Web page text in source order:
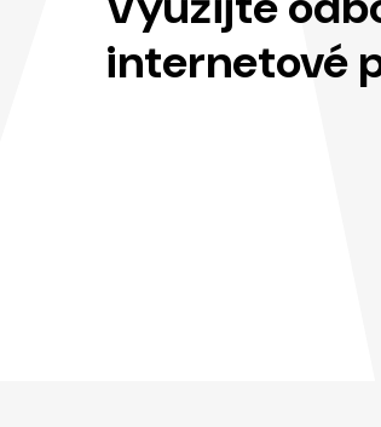
internetové